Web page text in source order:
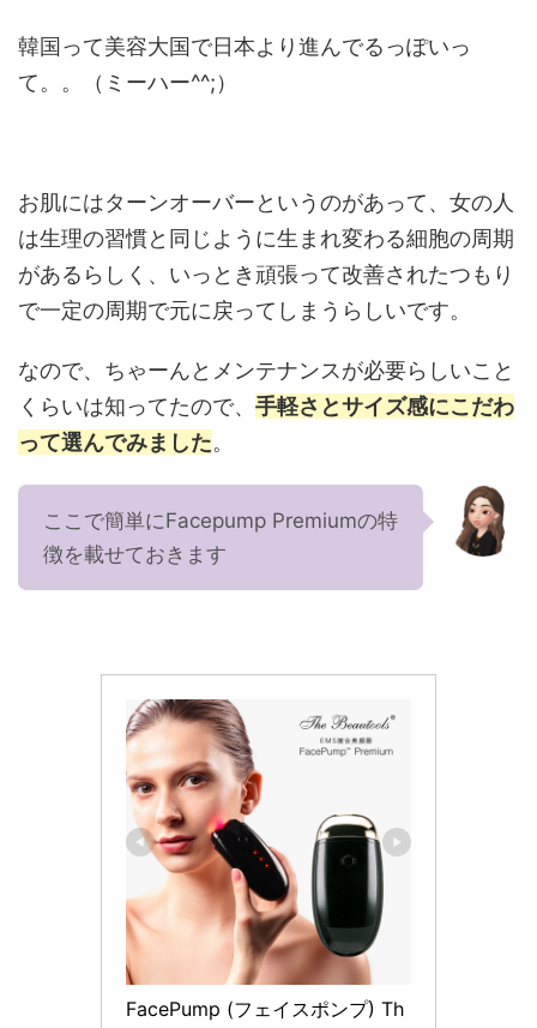
韓国って美容大国で日本より進んでるっぽいっ
て。。（ミーハー^^;）
お肌にはターンオーバーというのがあって、女の人
は生理の習慣と同じように生まれ変わる細胞の周期
があるらしく、いっとき頑張って改善されたつもり
で一定の周期で元に戻ってしまうらしいです。
なので、ちゃーんとメンテナンスが必要らしいこと
くらいは知ってたので、 手軽さとサイズ感にこだわ
って選んでみました。
ここで簡単にFacepump Premiumの特
徴を載せておきます
FacePump (フェイスポンプ) Th